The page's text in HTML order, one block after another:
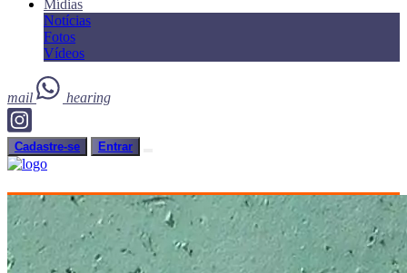
Mídias
Notícias
Fotos
Vídeos
mail hearing
Cadastre-se Entrar